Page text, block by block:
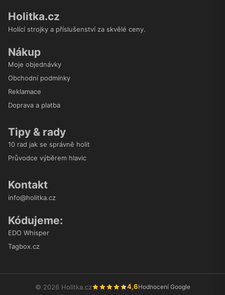
Holitka.cz
Holící strojky a příslušenství za skvělé ceny.
Nákup
Moje objednávky
Obchodní podmínky
Reklamace
Doprava a platba
Tipy & rady
10 rad jak se správně holit
Průvodce výběrem hlavic
Kontakt
info@holitka.cz
Kódujeme:
EDO Whisper
Tagbox.cz
© 2026 Holitka.cz 4,6Hodnocení Google